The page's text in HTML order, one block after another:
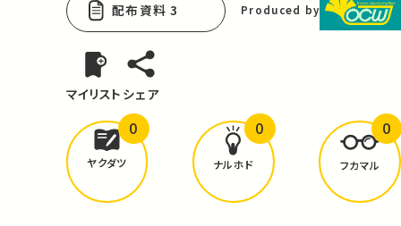
配布資料 3 Produced by
マイリスト シェア
どんな学びがありましたか？
ヤクダツ
0
ナルホド
0
フカマル
0